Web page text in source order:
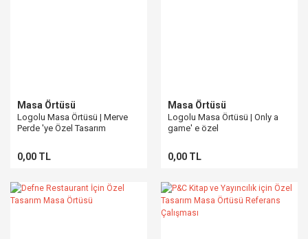
Masa Örtüsü
Logolu Masa Örtüsü | Merve
Perde 'ye Özel Tasarım
0,00 TL
Masa Örtüsü
Logolu Masa Örtüsü | Only a
game' e özel
0,00 TL